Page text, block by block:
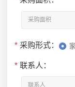
* 采购形式：
* 联系人：